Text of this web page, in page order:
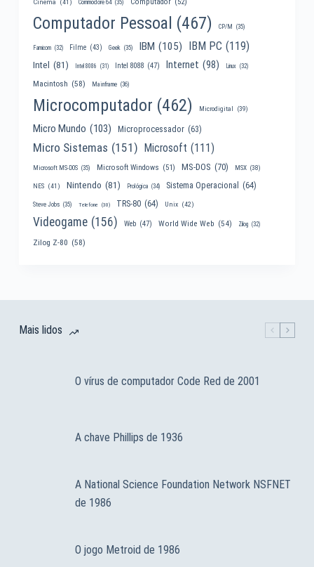
Cinema (41) Commodore 64 (35) Computador (52)
Computador Pessoal (467) CP/M (35)
Famicom (32) Filme (43) Geek (35) IBM (105) IBM PC (119)
Intel (81) Intel 8086 (31) Intel 8088 (47) Internet (98) Linux (32)
Macintosh (58) Mainframe (36)
Microcomputador (462) Microdigital (39)
Micro Mundo (103) Microprocessador (63)
Micro Sistemas (151) Microsoft (111)
Microsoft MS-DOS (35) Microsoft Windows (51) MS-DOS (70) MSX (38)
NES (41) Nintendo (81) Prológica (34) Sistema Operacional (64)
Steve Jobs (35) Telefone (30) TRS-80 (64) Unix (42)
Videogame (156) Web (47) World Wide Web (54) Zilog (32)
Zilog Z-80 (58)
Mais lidos
O vírus de computador Code Red de 2001
A chave Phillips de 1936
A National Science Foundation Network NSFNET
de 1986
O jogo Metroid de 1986